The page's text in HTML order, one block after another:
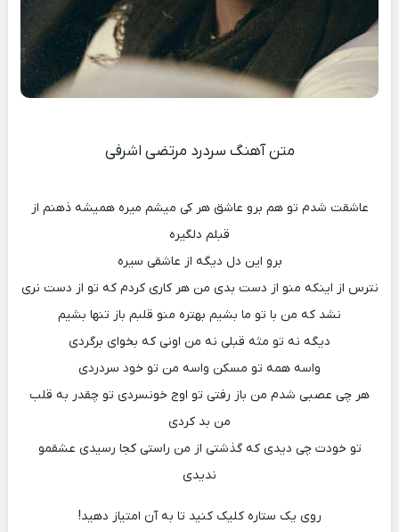
متن آهنگ سردرد مرتضی اشرفی
عاشقت شدم تو هم برو عاشق هر کی میشم میره همیشه ذهنم از
قبلم دلگیره
برو این دل دیگه از عاشقی سیره
نترس از اینکه منو از دست بدی من هر کاری کردم که تو از دست نری
نشد که من با تو ما بشیم بهتره منو قلبم باز تنها بشیم
دیگه نه تو مثه قبلی نه من اونی که بخوای برگردی
واسه همه تو مسکن واسه من تو خود سردردی
هر چی عصبی شدم من باز رفتی تو اوج خونسردی تو چقدر به قلب
من بد کردی
تو خودت چی دیدی که گذشتی از من راستی کجا رسیدی عشقمو
ندیدی
روی یک ستاره کلیک کنید تا به آن امتیاز دهید!